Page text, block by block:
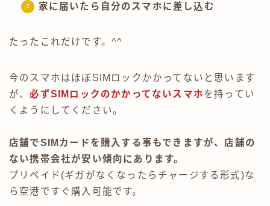
家に届いたら自分のスマホに差し込む
たったこれだけです。^^
今のスマホはほぼSIMロックかかってないと思います
が、必ずSIMロックのかかってないスマホを持ってい
くようにしてください。
店舗でSIMカードを購入する事もできますが、店舗の
ない携帯会社が安い傾向にあります。
プリペイド(ギガがなくなったらチャージする形式)な
ら空港ですぐ購入可能です。